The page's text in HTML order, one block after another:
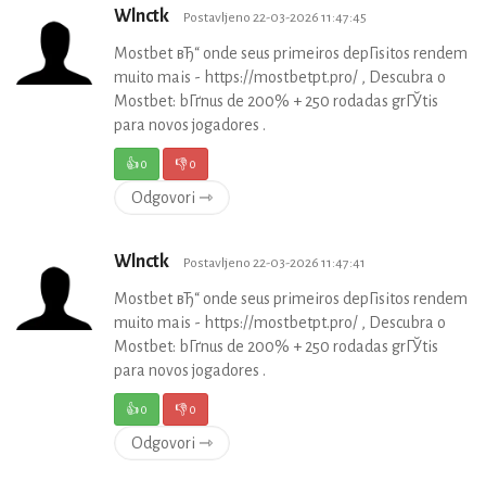
Wlnctk Postavljeno 22-03-2026 11:47:45
Mostbet вЂ“ onde seus primeiros depГіsitos rendem
muito mais - https://mostbetpt.pro/ , Descubra o
Mostbet: bГґnus de 200% + 250 rodadas grГЎtis
para novos jogadores .
👍0 👎0
Odgovori ⇾
Wlnctk Postavljeno 22-03-2026 11:47:41
Mostbet вЂ“ onde seus primeiros depГіsitos rendem
muito mais - https://mostbetpt.pro/ , Descubra o
Mostbet: bГґnus de 200% + 250 rodadas grГЎtis
para novos jogadores .
👍0 👎0
Odgovori ⇾